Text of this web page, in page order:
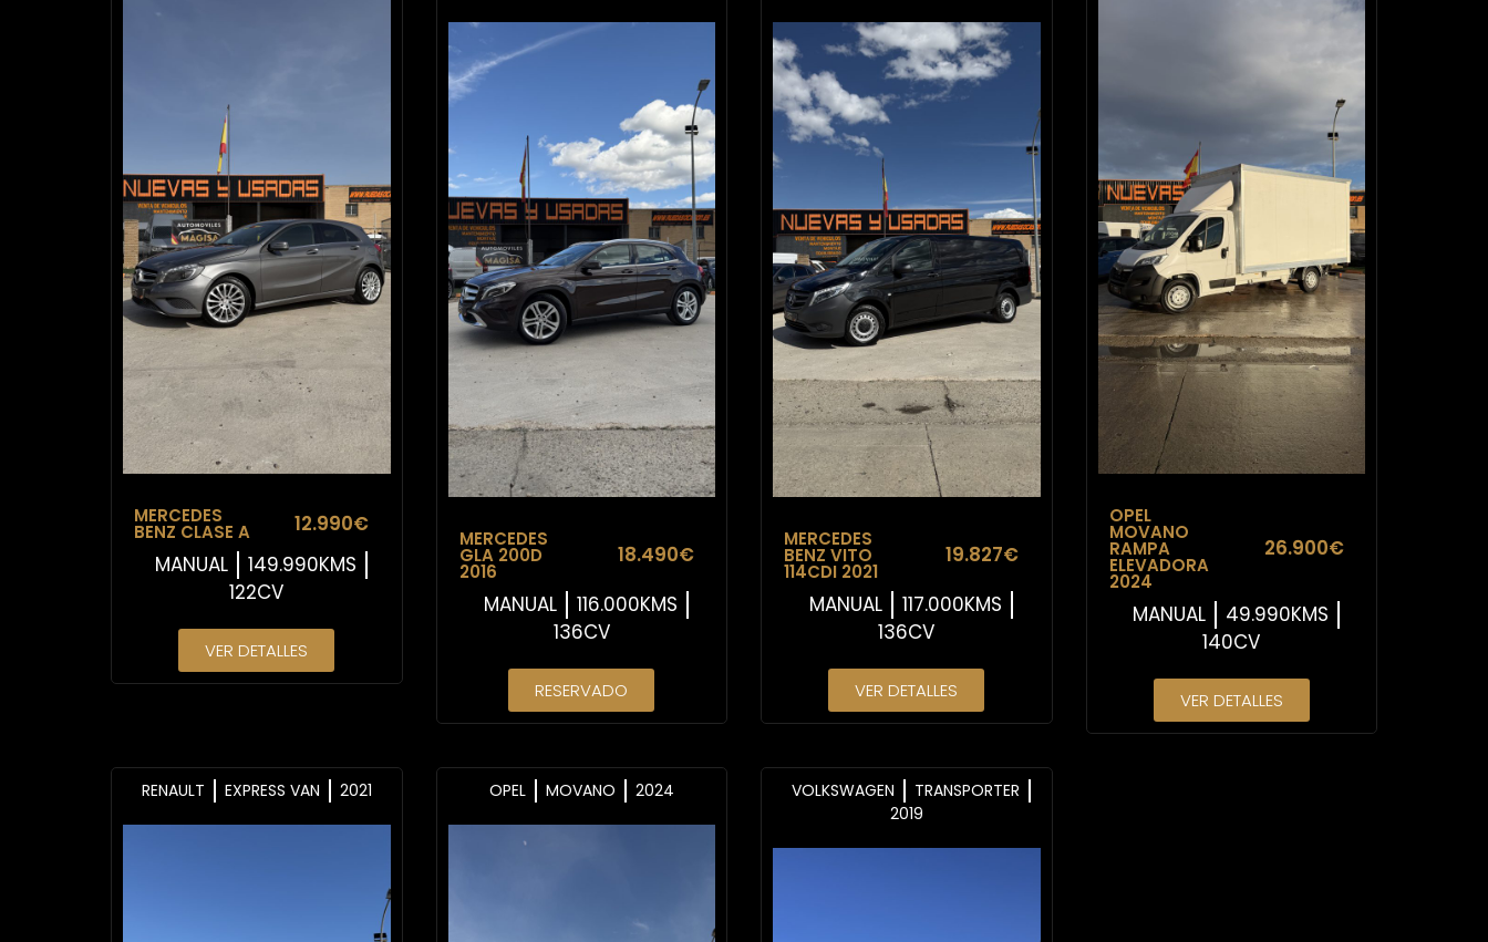
MERCEDES
BENZ CLASE A
12.990€
MANUAL
149.990KMS
122CV
VER DETALLES
MERCEDES
GLA 200D
2016
18.490€
MANUAL
116.000KMS
136CV
RESERVADO
MERCEDES
BENZ VITO
114CDI 2021
19.827€
MANUAL
117.000KMS
136CV
VER DETALLES
OPEL
MOVANO
RAMPA
ELEVADORA
2024
26.900€
MANUAL
49.990KMS
140CV
VER DETALLES
RENAULT EXPRESS VAN 2021 OPEL MOVANO 2024 VOLKSWAGEN
TRANSPORTER
2019